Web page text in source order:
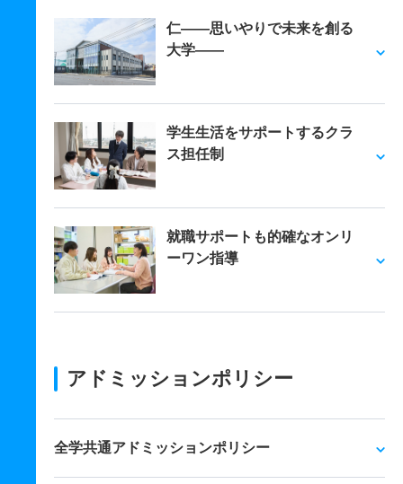
仁――思いやりで未来を創る
大学――
学生生活をサポートするクラ
ス担任制
就職サポートも的確なオンリ
ーワン指導
アドミッションポリシー
全学共通アドミッションポリシー